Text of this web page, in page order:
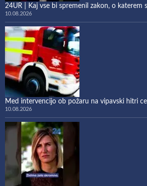
24UR | Kaj vse bi spremenil zakon, o katerem
10.08.2026
Med intervencijo ob požaru na vipavski hitri
10.08.2026